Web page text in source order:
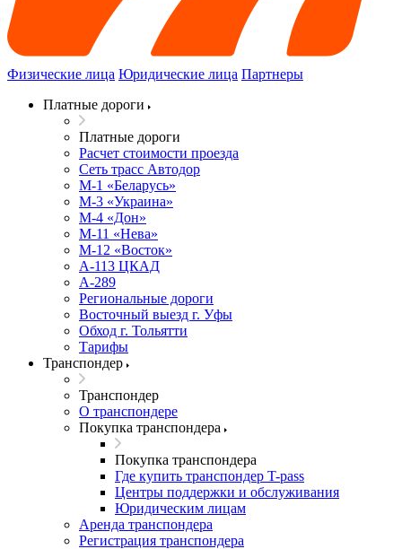
Физические лица Юридические лица Партнеры
Платные дороги
Платные дороги
Расчет стоимости проезда
Сеть трасс Автодор
М-1 «Беларусь»
М-3 «Украина»
М-4 «Дон»
М-11 «Нева»
М-12 «Восток»
А-113 ЦКАД
А-289
Региональные дороги
Восточный выезд г. Уфы
Обход г. Тольятти
Тарифы
Транспондер
Транспондер
О транспондере
Покупка транспондера
Покупка транспондера
Где купить транспондер T-pass
Центры поддержки и обслуживания
Юридическим лицам
Аренда транспондера
Регистрация транспондера